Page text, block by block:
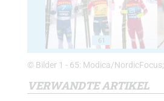
61
© Bilder 1 - 65: Modica/NordicFocus;
VERWANDTE ARTIKEL